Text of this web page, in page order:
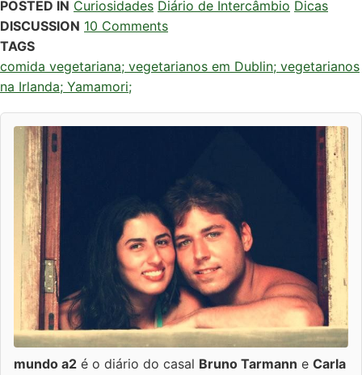
POSTED IN Curiosidades Diário de Intercâmbio Dicas
DISCUSSION 10 Comments
TAGS
comida vegetariana; vegetarianos em Dublin; vegetarianos
na Irlanda; Yamamori;
mundo a2 é o diário do casal Bruno Tarmann e Carla